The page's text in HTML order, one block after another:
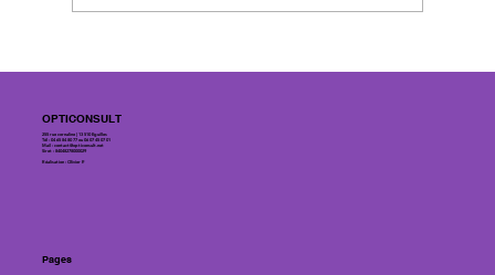
OPTICONSULT
255 rue cornaline | 13 510 Eguilles
Tél : 04 65 84 80 77 ou 06 07 45 07 01
Mail : contact@opticonsult.net
Siret : 84048278000029
Réalisation : Olivier P.
Pages